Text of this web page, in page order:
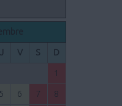
J V S D
1
5 6 7 8